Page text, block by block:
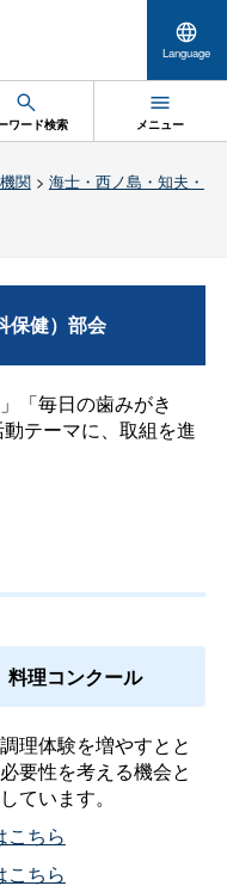
Language
ワード検索 メニュー
関> 海士・西ノ島・知夫・
保健）部会
「毎日の歯みがき
テーマに、取組を進
料理コンクール
理体験を増やすとと
要性を考える機会と
ています。
こちら
こちら